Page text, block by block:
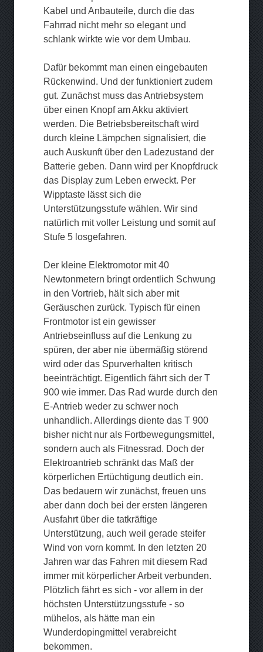
Kabel und Anbauteile, durch die das
Fahrrad nicht mehr so elegant und
schlank wirkte wie vor dem Umbau.
Dafür bekommt man einen eingebauten
Rückenwind. Und der funktioniert zudem
gut. Zunächst muss das Antriebsystem
über einen Knopf am Akku aktiviert
werden. Die Betriebsbereitschaft wird
durch kleine Lämpchen signalisiert, die
auch Auskunft über den Ladezustand der
Batterie geben. Dann wird per Knopfdruck
das Display zum Leben erweckt. Per
Wipptaste lässt sich die
Unterstützungsstufe wählen. Wir sind
natürlich mit voller Leistung und somit auf
Stufe 5 losgefahren.
Der kleine Elektromotor mit 40
Newtonmetern bringt ordentlich Schwung
in den Vortrieb, hält sich aber mit
Geräuschen zurück. Typisch für einen
Frontmotor ist ein gewisser
Antriebseinfluss auf die Lenkung zu
spüren, der aber nie übermäßig störend
wird oder das Spurverhalten kritisch
beeinträchtigt. Eigentlich fährt sich der T
900 wie immer. Das Rad wurde durch den
E-Antrieb weder zu schwer noch
unhandlich. Allerdings diente das T 900
bisher nicht nur als Fortbewegungsmittel,
sondern auch als Fitnessrad. Doch der
Elektroantrieb schränkt das Maß der
körperlichen Ertüchtigung deutlich ein.
Das bedauern wir zunächst, freuen uns
aber dann doch bei der ersten längeren
Ausfahrt über die tatkräftige
Unterstützung, auch weil gerade steifer
Wind von vorn kommt. In den letzten 20
Jahren war das Fahren mit diesem Rad
immer mit körperlicher Arbeit verbunden.
Plötzlich fährt es sich - vor allem in der
höchsten Unterstützungsstufe - so
mühelos, als hätte man ein
Wunderdopingmittel verabreicht
bekommen.